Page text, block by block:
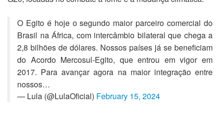
O Egito é hoje o segundo maior parceiro comercial do
Brasil na África, com intercâmbio bilateral que chega a
2,8 bilhões de dólares. Nossos países já se beneficiam
do Acordo Mercosul-Egito, que entrou em vigor em
2017. Para avançar agora na maior integração entre
nossos…
— Lula (@LulaOficial) February 15, 2024